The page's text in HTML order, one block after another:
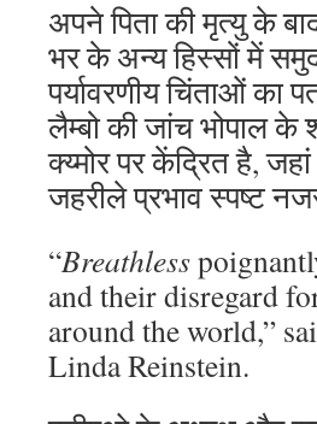
अपने पिता की मृत्यु के
भर के अन्य हिस्सों में
पर्यावरणीय चिंताओं का
लैम्बो की जांच भोपाल
क्य्मोर पर केंद्रित है,
जहरीले प्रभाव स्पष्ट
“Breathless
and their disregard
around the world,”
Linda Reinstein.